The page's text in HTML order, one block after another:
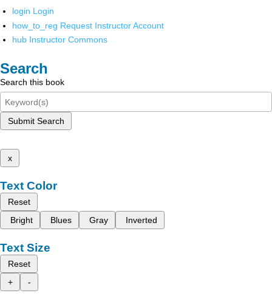
login Login
how_to_reg Request Instructor Account
hub Instructor Commons
Search
Search this book
Submit Search
x
Text Color
Reset
Bright
Blues Gray Inverted
Text Size
Reset
+
-